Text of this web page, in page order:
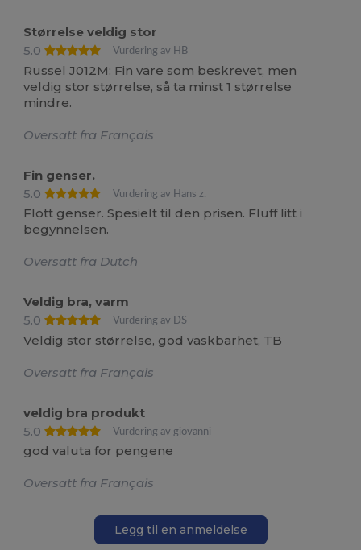
Størrelse veldig stor
5.0
Vurdering av HB
Russel J012M: Fin vare som beskrevet, men
veldig stor størrelse, så ta minst 1 størrelse
mindre.
Oversatt fra Français
Fin genser.
5.0
Vurdering av Hans z.
Flott genser. Spesielt til den prisen. Fluff litt i
begynnelsen.
Oversatt fra Dutch
Veldig bra, varm
5.0
Vurdering av DS
Veldig stor størrelse, god vaskbarhet, TB
Oversatt fra Français
veldig bra produkt
5.0
Vurdering av giovanni
god valuta for pengene
Oversatt fra Français
Legg til en anmeldelse